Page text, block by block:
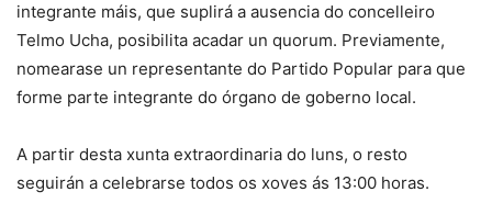
integrante máis, que suplirá a ausencia do concelleiro
Telmo Ucha, posibilita acadar un quorum. Previamente,
nomearase un representante do Partido Popular para que
forme parte integrante do órgano de goberno local.
A partir desta xunta extraordinaria do luns, o resto
seguirán a celebrarse todos os xoves ás 13:00 horas.